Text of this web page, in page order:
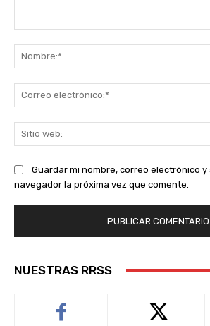
Guardar mi nombre, correo electrónico
navegador la próxima vez que comente.
NUESTRAS RRSS